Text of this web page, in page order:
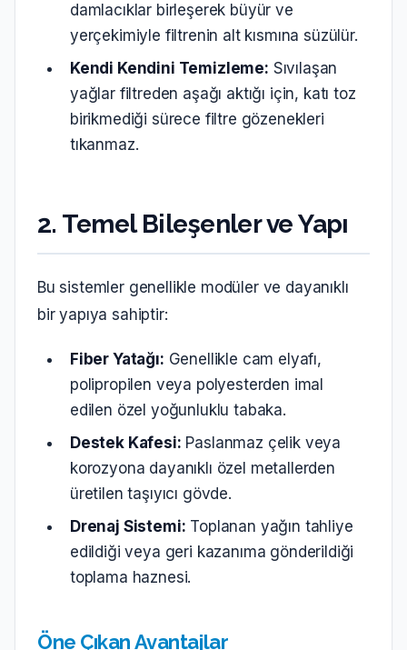
damlacıklar birleşerek büyür ve
yerçekimiyle filtrenin alt kısmına süzülür.
Kendi Kendini Temizleme: Sıvılaşan
yağlar filtreden aşağı aktığı için, katı toz
birikmediği sürece filtre gözenekleri
tıkanmaz.
2. Temel Bileşenler ve Yapı
Bu sistemler genellikle modüler ve dayanıklı
bir yapıya sahiptir:
Fiber Yatağı: Genellikle cam elyafı,
polipropilen veya polyesterden imal
edilen özel yoğunluklu tabaka.
Destek Kafesi: Paslanmaz çelik veya
korozyona dayanıklı özel metallerden
üretilen taşıyıcı gövde.
Drenaj Sistemi: Toplanan yağın tahliye
edildiği veya geri kazanıma gönderildiği
toplama haznesi.
Öne Çıkan Avantajlar